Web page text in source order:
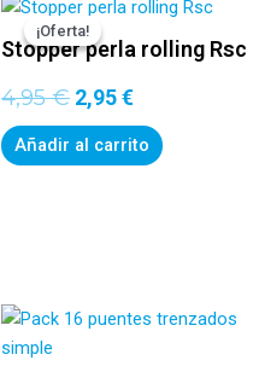
¡Oferta!
¡Oferta!
Stopper perla rolling Rsc
4,95€
precio
original
era:
4,95 €.
2,95€
precio
es:
2,95 €.
Añadir al carrito